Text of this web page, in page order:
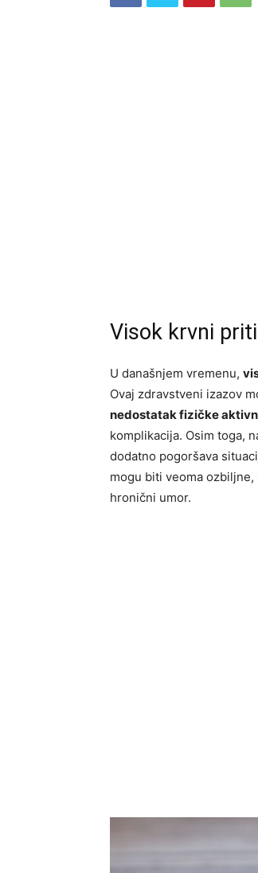
Visok krvni
U današnjem vremenu,
Ovaj zdravstveni izazov
nedostatak fizičke
komplikacija. Osim toga,
dodatno pogoršava
mogu biti veoma
hronični umor.